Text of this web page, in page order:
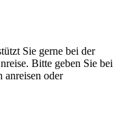
Sie gerne bei der
Bitte geben Sie bei
anreisen oder